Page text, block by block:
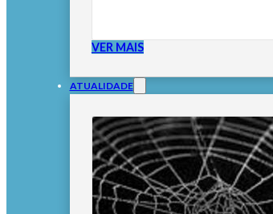
VER MAIS
ATUALIDADE